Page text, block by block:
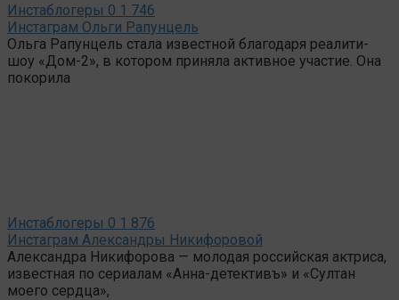
Инстаблогеры 0 1 746
Инстаграм Ольги Рапунцель
Ольга Рапунцель стала известной благодаря реалити-
шоу «Дом-2», в котором приняла активное участие. Она
покорила
Инстаблогеры 0 1 876
Инстаграм Александры Никифоровой
Александра Никифорова — молодая российская актриса,
известная по сериалам «Анна-детективъ» и «Султан
моего сердца»,